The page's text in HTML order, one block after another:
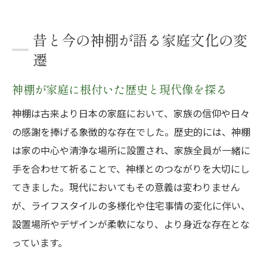
神棚のカネタが支える日本の家庭文化の変
高級神棚板が映す現代の祀りと信仰
高級神棚板と現代インテリアの美しい調和
神棚・高級神棚板で実現する新しい信仰空
間
神棚のカネタが考える現代の祀り方の工夫
伝統と現代が交差する神棚のデザイン進化
神棚・高級神棚板で叶える心地よい暮らし
神棚のマナーとタブー、今昔の違いとは
昔と今の神棚が語る家庭文化の変
遷
神棚が家庭に根付いた歴史と現代像を探る
神棚は古来より日本の家庭において、家族の信仰や日々
の感謝を捧げる象徴的な存在でした。歴史的には、神棚
は家の中心や清浄な場所に設置され、家族全員が一緒に
手を合わせて祈ることで、神様とのつながりを大切にし
てきました。現代においてもその意義は変わりません
が、ライフスタイルの多様化や住宅事情の変化に伴い、
設置場所やデザインが柔軟になり、より身近な存在とな
っています。